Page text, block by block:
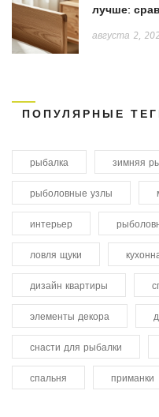
лучше:
августа 2,
ПОПУЛЯРНЫЕ
рыбалка зимняя
рыболовные узлы
интерьер
ловля щуки
дизайн квартиры
элементы декора
снасти для рыбалки
спальня приманки